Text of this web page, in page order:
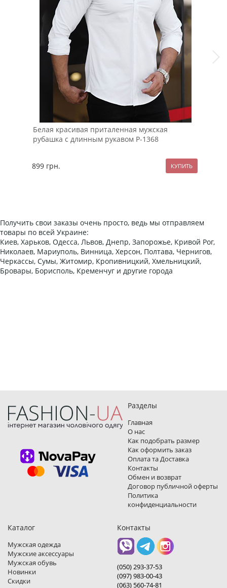
Белая красивая приталенная мужская
рубашка с длинным рукавом Р-1368
899 грн.
Получить свои заказы очень просто, ведь мы отправляем
товары по всей Украине:
Киев, Харьков, Одесса, Львов, Днепр, Запорожье, Кривой Рог,
Николаев, Мариуполь, Винница, Херсон, Полтава, Чернигов,
Черкассы, Сумы, Житомир, Кропивницкий, Хмельницкий,
Бровары, Борисполь, Кременчуг и другие города
Разделы
Главная
О нас
Как подобрать размер
Как оформить заказ
Оплата та Доставка
Контакты
Обмен и возврат
Договор публичной оферты
Политика
конфиденциальности
Каталог
Мужская одежда
Мужские аксессуары
Мужская обувь
Новинки
Скидки
Контакты
(050) 293-37-53
(097) 983-00-43
(063) 560-74-81